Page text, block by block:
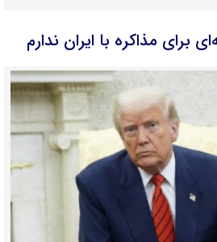
برای مذاکره با ایران ندارم